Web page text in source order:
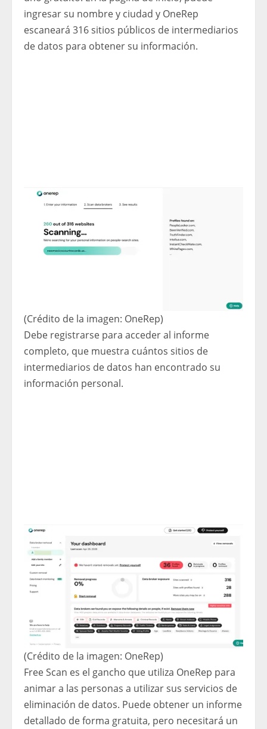
ingresar su nombre y ciudad y OneRep
escaneará 316 sitios públicos de intermediarios
de datos para obtener su información.
(Crédito de la imagen: OneRep)
Debe registrarse para acceder al informe
completo, que muestra cuántos sitios de
intermediarios de datos han encontrado su
información personal.
(Crédito de la imagen: OneRep)
Free Scan es el gancho que utiliza OneRep para
animar a las personas a utilizar sus servicios de
eliminación de datos. Puede obtener un informe
detallado de forma gratuita, pero necesitará un